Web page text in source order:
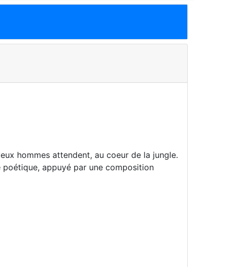
hommes attendent, au coeur de la jungle.
appuyé par une composition